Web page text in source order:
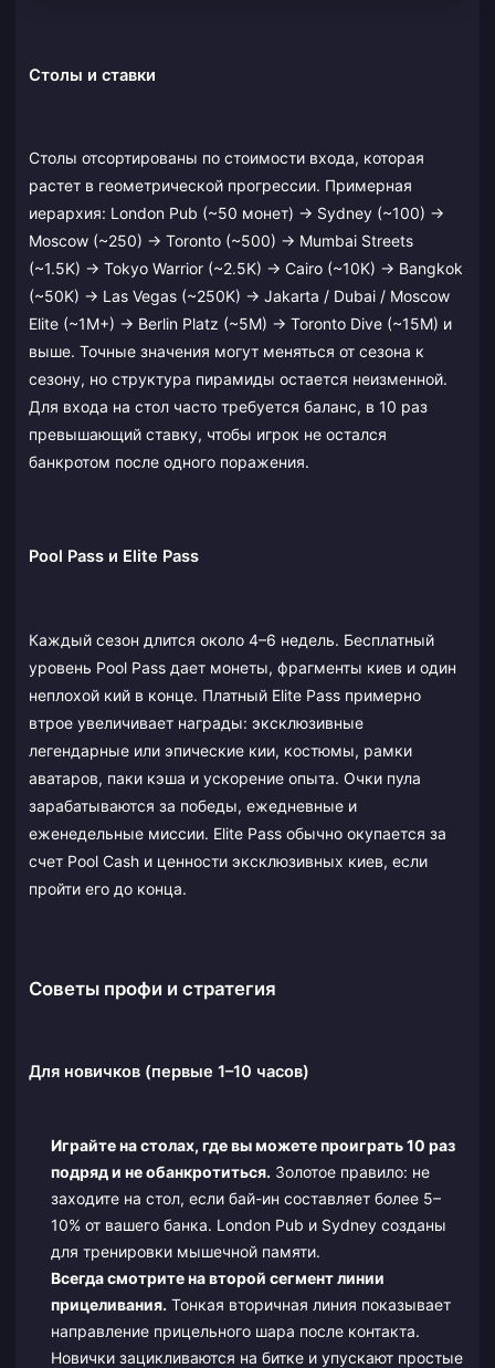
Столы и ставки
Столы отсортированы по стоимости входа, которая
растет в геометрической прогрессии. Примерная
иерархия: London Pub (~50 монет) → Sydney (~100) →
Moscow (~250) → Toronto (~500) → Mumbai Streets
(~1.5K) → Tokyo Warrior (~2.5K) → Cairo (~10K) → Bangkok
(~50K) → Las Vegas (~250K) → Jakarta / Dubai / Moscow
Elite (~1M+) → Berlin Platz (~5M) → Toronto Dive (~15M) и
выше. Точные значения могут меняться от сезона к
сезону, но структура пирамиды остается неизменной.
Для входа на стол часто требуется баланс, в 10 раз
превышающий ставку, чтобы игрок не остался
банкротом после одного поражения.
Pool Pass и Elite Pass
Каждый сезон длится около 4–6 недель. Бесплатный
уровень Pool Pass дает монеты, фрагменты киев и один
неплохой кий в конце. Платный Elite Pass примерно
втрое увеличивает награды: эксклюзивные
легендарные или эпические кии, костюмы, рамки
аватаров, паки кэша и ускорение опыта. Очки пула
зарабатываются за победы, ежедневные и
еженедельные миссии. Elite Pass обычно окупается за
счет Pool Cash и ценности эксклюзивных киев, если
пройти его до конца.
Советы профи и стратегия
Для новичков (первые 1–10 часов)
Играйте на столах, где вы можете проиграть 10 раз
подряд и не обанкротиться. Золотое правило: не
заходите на стол, если бай-ин составляет более 5–
10% от вашего банка. London Pub и Sydney созданы
для тренировки мышечной памяти.
Всегда смотрите на второй сегмент линии
прицеливания. Тонкая вторичная линия показывает
направление прицельного шара после контакта.
Новички зацикливаются на битке и упускают простые